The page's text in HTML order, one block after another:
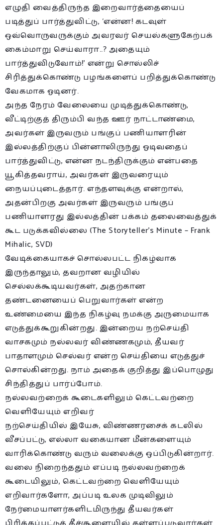
எழுதி வைத்திருந்த இறைவார்த்தையைப்
படித்துப் பார்த்துவிட்டு, ‘என்ன! கடவுள்
ஒவ்வொருவருக்கும் அவரவர் செயல்களுகேற்பக்
கைம்மாறு செய்வாரா..? அதையும்
பார்த்துவிடுவோம்!’ என்று சொல்லிச்
சிரித்துக்கொண்டு பழங்களைப் பறித்துக்கொண்டு
வேகமாக ஓடினர்.
அந்த நேரம் வேலையை முடித்துக்கொண்டு,
வீட்டிற்குத் திரும்பி வந்த ஊர் நாட்டாண்மை,
அவர்கள் இருவரும் பங்குப் பணியாளரின்
இல்லத்திற்குப் பின்னாலிருந்து ஓடிவதைப்
பார்த்துவிட்டு, என்ன நடந்திருக்கும் என்பதை
யூகித்தவராய், அவர்கள் இருவரையும்
நையப்புடைத்தார். எந்தளவுக்கு என்றால்,
அதன்பிறகு அவர்கள் இருவரும் பங்குப்
பணியாளரது இல்லத்தின் பக்கம் தலைவைத்துக்
கூட படுக்கவில்லை (The Storyteller’s Minute – Frank
Mihalic, SVD)
வேடிக்கையாகச் சொல்லபட்ட நிகழ்வாக
இருந்தாலும், தவறான வழியில்
செல்லக்கூடியவர்கள், அதற்கான
தண்டனையைப் பெறுவார்கள் என்ற
உண்மையை இந்த நிகழ்வு நமக்கு அருமையாக
எடுத்துக்கூறுகின்றது. இன்றைய நற்செய்தி
வாசகமும் நல்லவர் விண்ணகமும், தீயவர்
பாதாளமும் செல்வர் என்ற செய்தியை எடுத்துச்
சொல்கின்றது. நாம் அதைக் குறித்து இப்பொழுது
சிந்தித்துப் பார்ப்போம்.
நல்லவற்றைக் கூடைகளிலும் கெட்டவற்றை
வெளியேயும் எறிவர்
நற்செய்தியில் இயேசு, விண்ணரசைக் கடலில்
வீசப்பட்டு, எல்லா வகையான மீன்களையும்
வாரிக்கொண்டு வரும் வலைக்கு ஒப்பிடுகின்றார்.
வலை நிறைந்ததும் எப்படி நல்லவற்றைக்
கூடையிலும், கெட்டவற்றை வெளியேயும்
எறிவார்களோ, அப்படி உலக முடிவிலும்
நேர்மையாளர்களிடமிருந்து தீயவர்கள்